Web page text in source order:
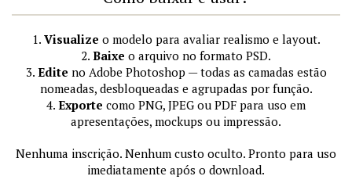
1. Visualize o modelo para avaliar realismo e layout.
2. Baixe o arquivo no formato PSD.
3. Edite no Adobe Photoshop — todas as camadas estão
nomeadas, desbloqueadas e agrupadas por função.
4. Exporte como PNG, JPEG ou PDF para uso em
apresentações, mockups ou impressão.
Nenhuma inscrição. Nenhum custo oculto. Pronto para uso
imediatamente após o download.